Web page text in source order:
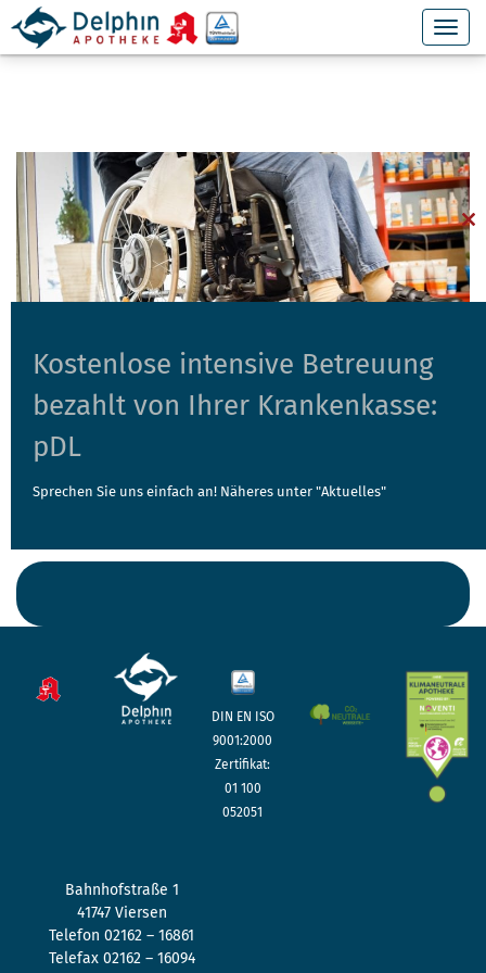
BARRIEREFREIER ZUGANG
DIN EN ISO
9001:2000
Zertifikat:
01 100
052051
Bahnhofstraße 1
41747 Viersen
Telefon 02162 – 16861
Telefax 02162 – 16094
Kostenlose intensive Betreuung
bezahlt von Ihrer Krankenkasse:
pDL
Sprechen Sie uns einfach an! Näheres unter "Aktuelles"